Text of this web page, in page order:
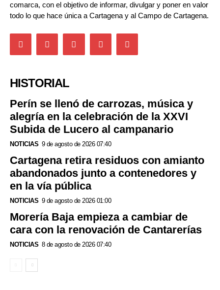
comarca, con el objetivo de informar, divulgar y poner en valor
todo lo que hace única a Cartagena y al Campo de Cartagena.
HISTORIAL
Perín se llenó de carrozas, música y
alegría en la celebración de la XXVI
Subida de Lucero al campanario
NOTICIAS 9 de agosto de 2026 07:40
Cartagena retira residuos con amianto
abandonados junto a contenedores y
en la vía pública
NOTICIAS 9 de agosto de 2026 01:00
Morería Baja empieza a cambiar de
cara con la renovación de Cantarerías
NOTICIAS 8 de agosto de 2026 07:40